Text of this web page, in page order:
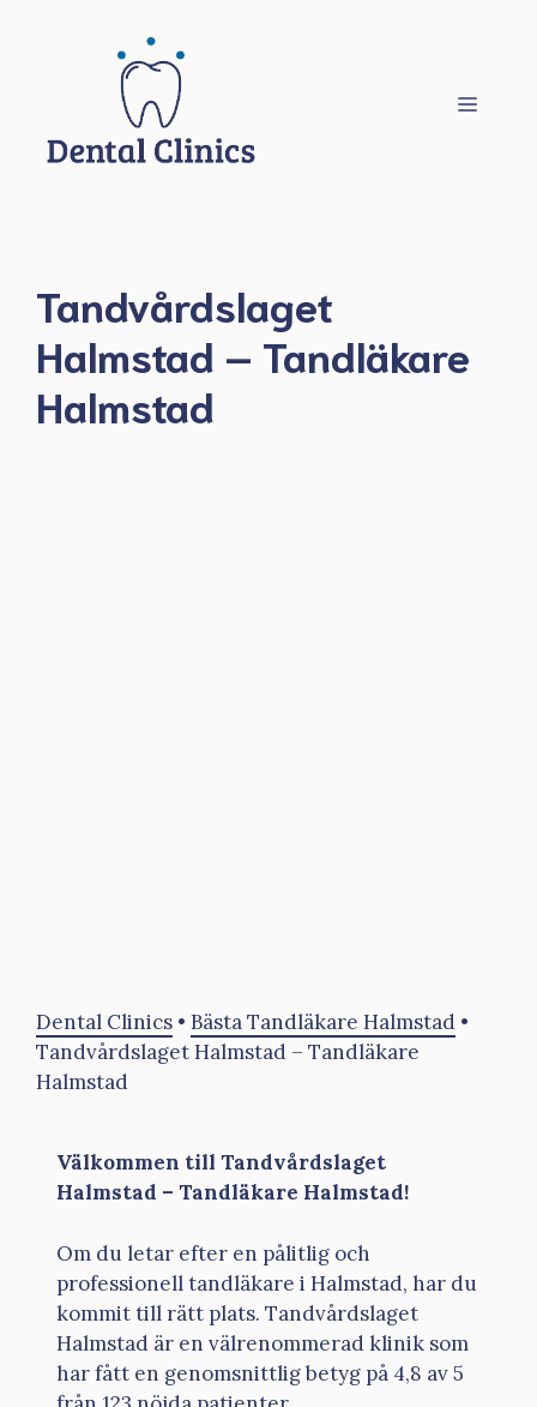
Meny
Tandvårdslaget
Halmstad – Tandläkare
Halmstad
Dental Clinics • Bästa Tandläkare Halmstad •
Tandvårdslaget Halmstad – Tandläkare
Halmstad
Välkommen till Tandvårdslaget
Halmstad – Tandläkare Halmstad!
Om du letar efter en pålitlig och
professionell tandläkare i Halmstad, har du
kommit till rätt plats. Tandvårdslaget
Halmstad är en välrenommerad klinik som
har fått en genomsnittlig betyg på 4,8 av 5